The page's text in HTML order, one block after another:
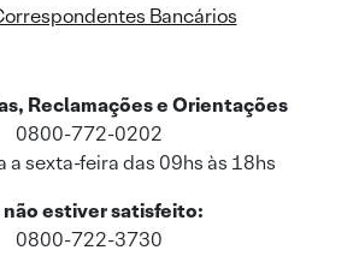
Bancários
Reclamações e Orientações
0800-772-0202
a sexta-feira das 09hs às 18hs
não estiver satisfeito:
0800-722-3730